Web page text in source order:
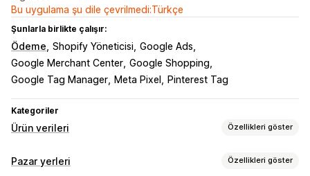
Bu uygulama şu dile çevrilmedi:Türkçe
Şunlarla birlikte çalışır:
Ödeme Shopify Yöneticisi Google Ads
Google Merchant Center Google Shopping
Google Tag Manager Meta Pixel Pinterest Tag
Kategoriler
Ürün verileri Özellikleri göster
Akış özelleştirme
Pazar yerleri Özellikleri göster